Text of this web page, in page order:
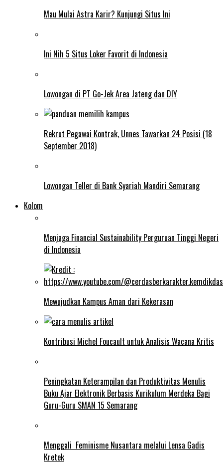
Mau Mulai Astra Karir? Kunjungi Situs Ini
Ini Nih 5 Situs Loker Favorit di Indonesia
Lowongan di PT Go-Jek Area Jateng dan DIY
Rekrut Pegawai Kontrak, Unnes Tawarkan 24 Posisi (18
September 2018)
Lowongan Teller di Bank Syariah Mandiri Semarang
Kolom
Menjaga Financial Sustainability Perguruan Tinggi Negeri
di Indonesia
Mewujudkan Kampus Aman dari Kekerasan
Kontribusi Michel Foucault untuk Analisis Wacana Kritis
Peningkatan Keterampilan dan Produktivitas Menulis
Buku Ajar Elektronik Berbasis Kurikulum Merdeka Bagi
Guru-Guru SMAN 15 Semarang
Menggali Feminisme Nusantara melalui Lensa Gadis
Kretek